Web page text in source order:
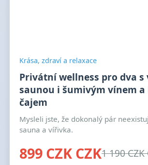
Krása, zdraví a relaxace
Privátní wellness pro dva
saunou i šumivým vínem
čajem
Mysleli jste, že dokonalý pár
sauna a vířivka.
899 CZK CZK1 190 CZK